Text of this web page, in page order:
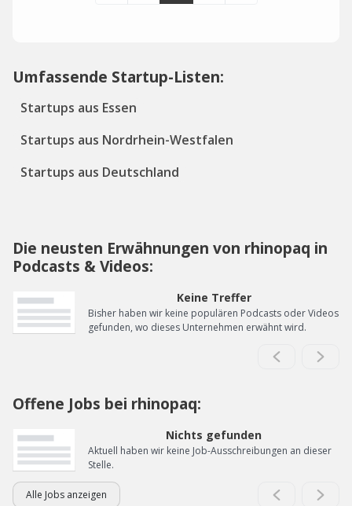
Umfassende Startup-Listen:
Startups aus Essen
Startups aus Nordrhein-Westfalen
Startups aus Deutschland
Die neusten Erwähnungen von rhinopaq in
Podcasts & Videos:
Keine Treffer
Bisher haben wir keine populären Podcasts oder Videos
gefunden, wo dieses Unternehmen erwähnt wird.
Offene Jobs bei rhinopaq:
Nichts gefunden
Aktuell haben wir keine Job-Ausschreibungen an dieser
Stelle.
Alle Jobs anzeigen